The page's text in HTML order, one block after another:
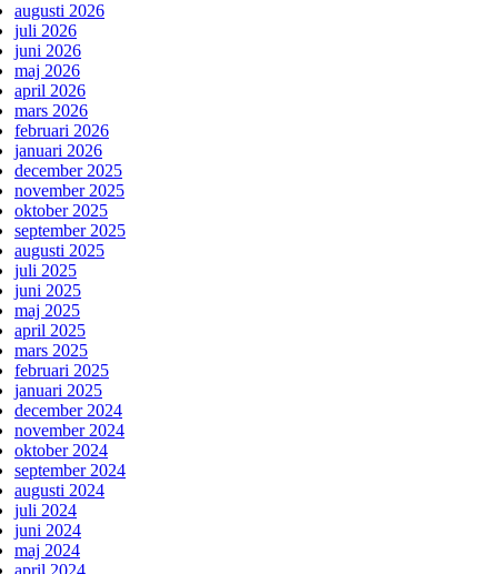
augusti 2026
juli 2026
juni 2026
maj 2026
april 2026
mars 2026
februari 2026
januari 2026
december 2025
november 2025
oktober 2025
september 2025
augusti 2025
juli 2025
juni 2025
maj 2025
april 2025
mars 2025
februari 2025
januari 2025
december 2024
november 2024
oktober 2024
september 2024
augusti 2024
juli 2024
juni 2024
maj 2024